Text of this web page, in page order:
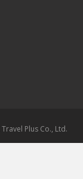
Plus Co., Ltd.